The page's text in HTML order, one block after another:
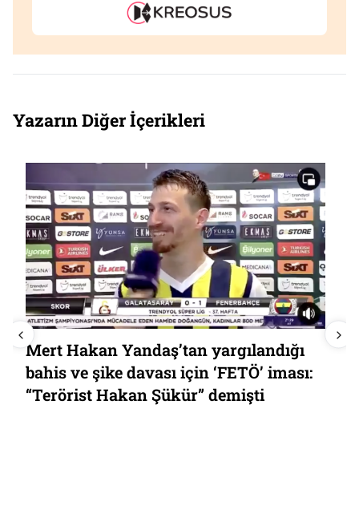
Yazarın Diğer İçerikleri
Mert Hakan Yandaş’tan yargılandığı
bahis ve şike davası için ‘FETÖ’ iması:
“Terörist Hakan Şükür” demişti